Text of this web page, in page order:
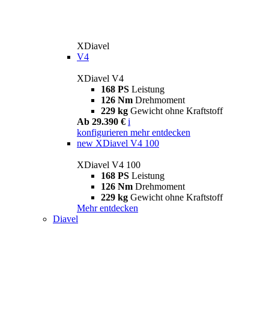
XDiavel
V4
XDiavel V4
168 PS Leistung
126 Nm Drehmoment
229 kg Gewicht ohne Kraftstoff
Ab 29.390 € i
konfigurieren mehr entdecken
new XDiavel V4 100
XDiavel V4 100
168 PS Leistung
126 Nm Drehmoment
229 kg Gewicht ohne Kraftstoff
Mehr entdecken
Diavel